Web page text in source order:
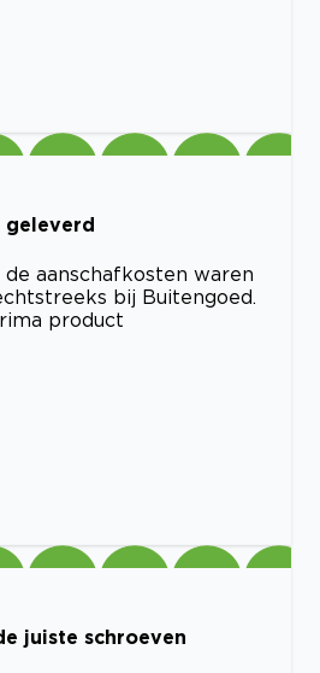
geleverd
aanschafkosten waren
bij Buitengoed.
product
juiste schroeven